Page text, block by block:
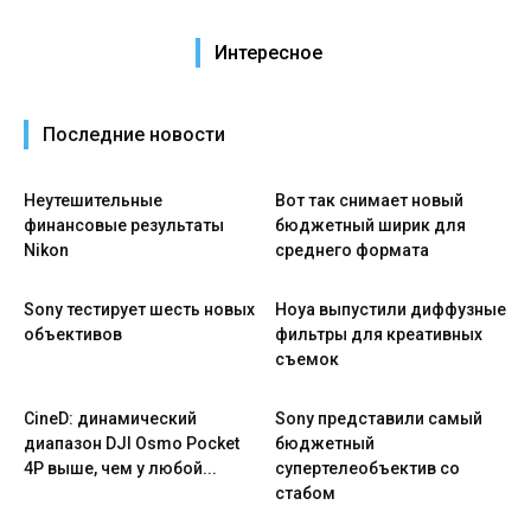
Интересное
Последние новости
Неутешительные
финансовые результаты
Nikon
Вот так снимает новый
бюджетный ширик для
среднего формата
Sony тестирует шесть новых
объективов
Hoya выпустили диффузные
фильтры для креативных
съемок
CineD: динамический
диапазон DJI Osmo Pocket
4P выше, чем у любой...
Sony представили самый
бюджетный
супертелеобъектив со
стабом